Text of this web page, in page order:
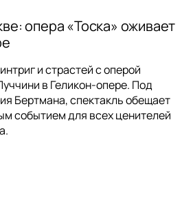
опера «Тоска» оживает
и страстей с оперой
в Геликон-опере. Под
Бертмана, спектакль обещает
событием для всех ценителей